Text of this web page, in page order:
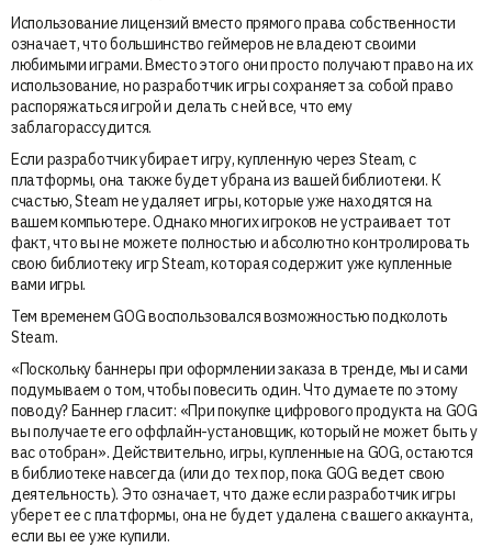
Использование лицензий вместо прямого права собственности
означает, что большинство геймеров не владеют своими
любимыми играми. Вместо этого они просто получают право на их
использование, но разработчик игры сохраняет за собой право
распоряжаться игрой и делать с ней все, что ему
заблагорассудится.
Если разработчик убирает игру, купленную через Steam, с
платформы, она также будет убрана из вашей библиотеки. К
счастью, Steam не удаляет игры, которые уже находятся на
вашем компьютере. Однако многих игроков не устраивает тот
факт, что вы не можете полностью и абсолютно контролировать
свою библиотеку игр Steam, которая содержит уже купленные
вами игры.
Тем временем GOG воспользовался возможностью подколоть
Steam.
«Поскольку баннеры при оформлении заказа в тренде, мы и сами
подумываем о том, чтобы повесить один. Что думаете по этому
поводу? Баннер гласит: «При покупке цифрового продукта на GOG
вы получаете его оффлайн-установщик, который не может быть у
вас отобран». Действительно, игры, купленные на GOG, остаются
в библиотеке навсегда (или до тех пор, пока GOG ведет свою
деятельность). Это означает, что даже если разработчик игры
уберет ее с платформы, она не будет удалена с вашего аккаунта,
если вы ее уже купили.